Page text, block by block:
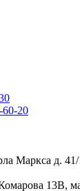
60-20
Маркса д.
13В,